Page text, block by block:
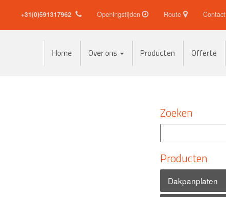
Contact
Route
Openingstijden
+31(0)591317962
Home Over ons Producten Offerte
Zoeken
Producten
Dakpanplaten